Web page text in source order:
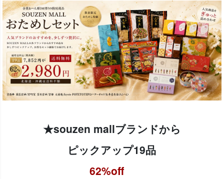
★souzen mallブランドから
ピックアップ19品
62%off